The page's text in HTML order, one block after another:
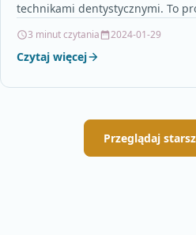
technikami dentystycznymi. To
3 minut czytania 2024-01-29
Czytaj więcej
Przeglądaj